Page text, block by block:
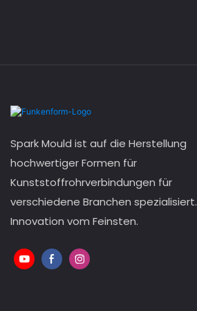
Spark Mould ist auf die Herstellung
hochwertiger Formen für
Kunststoffrohrverbindungen für
verschiedene Branchen spezialisiert.
Innovation vom Feinsten.